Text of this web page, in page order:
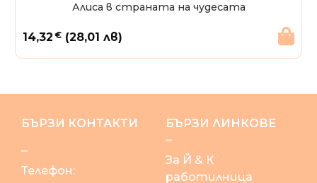
Алиса в страната на чудесата
14,32 € (28,01 лв)
БЪРЗИ КОНТАКТИ
Телефон:
БЪРЗИ ЛИНКОВЕ
За Й & К
работилница